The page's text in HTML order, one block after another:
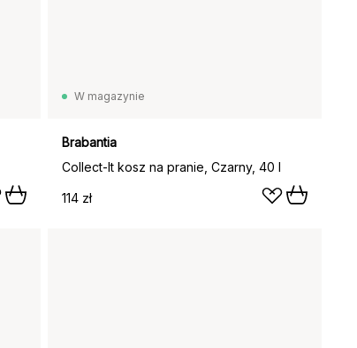
W magazynie
Brabantia
Collect-It kosz na pranie, Czarny, 40 l
114 zł